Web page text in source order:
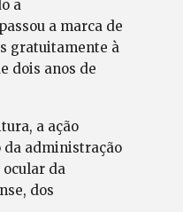
a
a marca de
gratuitamente à
dois anos de
a ação
da administração
da
dos